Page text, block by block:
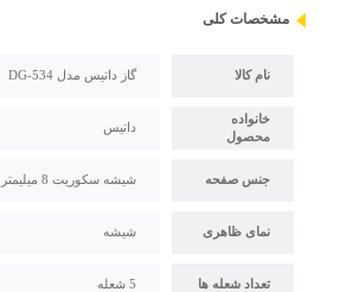
مشخصات کلی
نام کالا گاز داتیس مدل DG-534
خانواده
محصول
داتیس
جنس صفحه شیشه سکوریت 8 میلیمتر
نمای ظاهری شیشه
تعداد شعله ها 5 شعله